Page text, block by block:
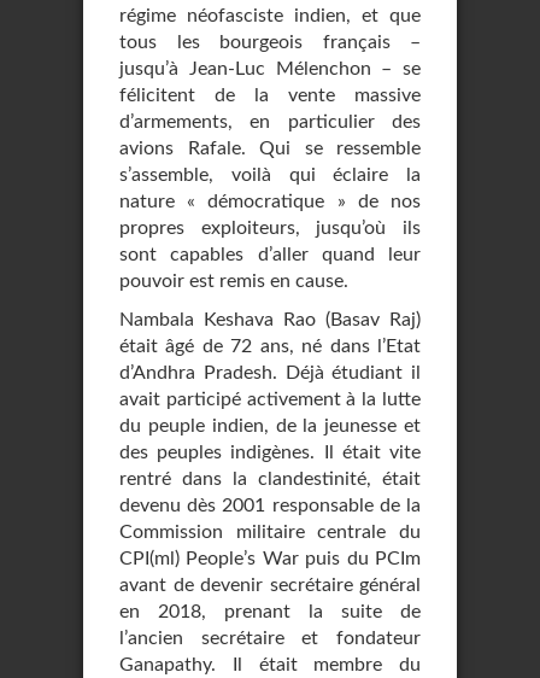
régime néofasciste indien, et que
tous les bourgeois français –
jusqu’à Jean-Luc Mélenchon – se
félicitent de la vente massive
d’armements, en particulier des
avions Rafale. Qui se ressemble
s’assemble, voilà qui éclaire la
nature « démocratique » de nos
propres exploiteurs, jusqu’où ils
sont capables d’aller quand leur
pouvoir est remis en cause.
Nambala Keshava Rao (Basav Raj)
était âgé de 72 ans, né dans l’Etat
d’Andhra Pradesh. Déjà étudiant il
avait participé activement à la lutte
du peuple indien, de la jeunesse et
des peuples indigènes. Il était vite
rentré dans la clandestinité, était
devenu dès 2001 responsable de la
Commission militaire centrale du
CPI(ml) People’s War puis du PCIm
avant de devenir secrétaire général
en 2018, prenant la suite de
l’ancien secrétaire et fondateur
Ganapathy. Il était membre du